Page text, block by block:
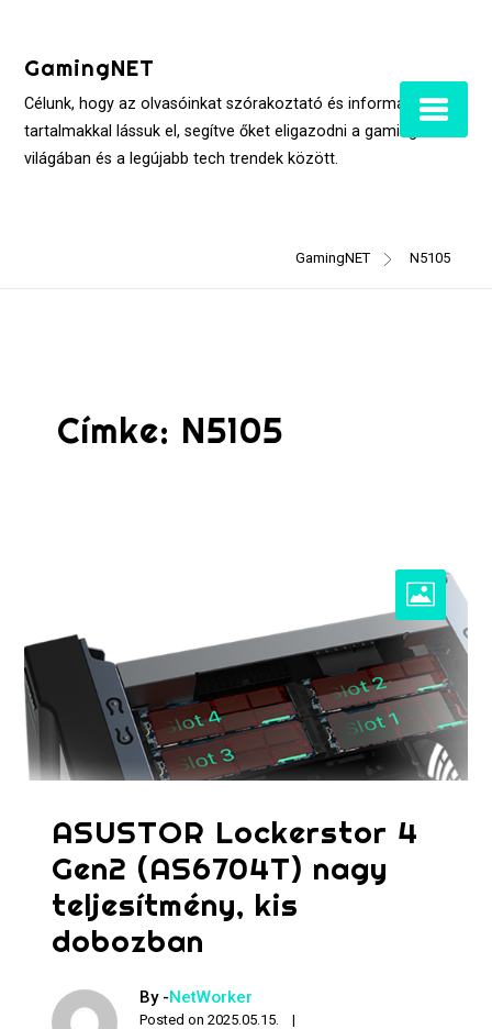
contentGamingNET
Célunk, hogy az olvasóinkat szórakoztató és informatív
tartalmakkal lássuk el, segítve őket eligazodni a gaming
világában és a legújabb tech trendek között.
GamingNET N5105
Címke: N5105
ASUSTOR Lockerstor 4
Gen2 (AS6704T) nagy
teljesítmény, kis
dobozban
By -NetWorker
Posted on2025.05.15.